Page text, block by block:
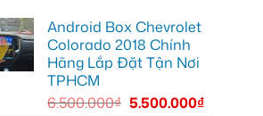
thoải
mái
hơn
Android
box
Geely
EX2
Quận
Android Box Chevrolet
Colorado 2018 Chính
Hãng Lắp Đặt Tận Nơi
TPHCM
6.500.000₫ 5.500.000₫